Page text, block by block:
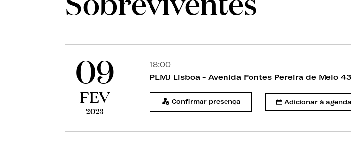
09
FEV
2023
18:00
PLMJ Lisboa - Avenida Fontes Pereira de Melo
Confirmar presença Adicionar à agenda